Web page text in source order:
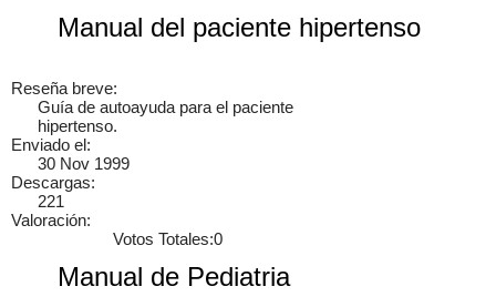
Manual del paciente hipertenso
Reseña breve:
Guía de autoayuda para el paciente
hipertenso.
Enviado el:
30 Nov 1999
Descargas:
221
Valoración:
Votos Totales:0
Manual de Pediatria